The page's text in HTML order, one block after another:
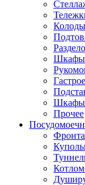
Шкафы
Шкафы
Прочее